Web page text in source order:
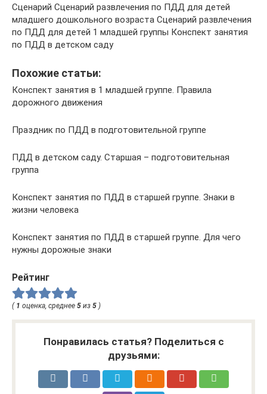
Сценарий Сценарий развлечения по ПДД для детей
младшего дошкольного возраста Сценарий развлечения
по ПДД для детей 1 младшей группы Конспект занятия
по ПДД в детском саду
Похожие статьи:
Конспект занятия в 1 младшей группе. Правила
дорожного движения
Праздник по ПДД в подготовительной группе
ПДД в детском саду. Старшая – подготовительная
группа
Конспект занятия по ПДД в старшей группе. Знаки в
жизни человека
Конспект занятия по ПДД в старшей группе. Для чего
нужны дорожные знаки
Рейтинг
( 1 оценка, среднее 5 из 5 )
Понравилась статья? Поделиться с
друзьями: